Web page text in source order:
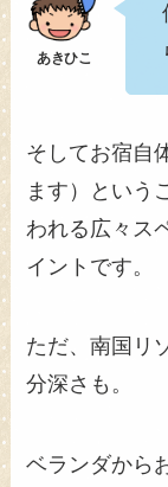
そしてお宿自
ます）という
われる広々ス
イントです。
ただ、南国リ
分深さも。
ベランダから